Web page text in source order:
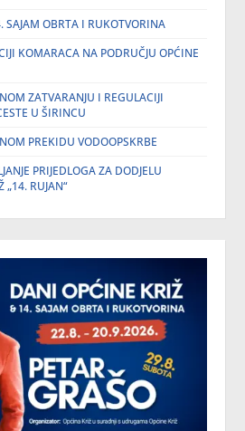
OBRTA I RUKOTVORINA
KOMARACA NA PODRUČJU OPĆINE
ZATVARANJU I REGULACIJI
U ŠIRINCU
PREKIDU VODOOPSKRBE
PRIJEDLOGA ZA DODJELU
„14. RUJAN“